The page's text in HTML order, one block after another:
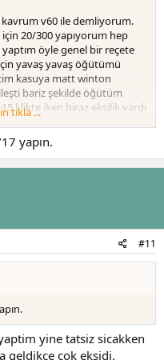
v60 ile demliyorum.
20/300 yapıyorum hep
öyle genel bir reçete
yavaş yavaş öğütümü
kasuya matt winton
bariz şekilde öğütüm
klikte iken biraz ekşilik vardı
tam iyi olacak fakat şimdi 14
yine fakat kahve ağızda
bilemedim daha
40 lı japon filtre
Kahve fiyatlarını
tıkla ...
yapın.
#11
yine tatsiz sicakken
geldikce cok eksidi.